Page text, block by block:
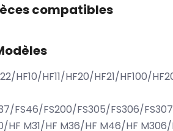
compatibles
HF10/HF11/HF20/HF21/HF100/
FS46/FS200/FS305/FS306/
HF M31/HF M36/HF M46/HF